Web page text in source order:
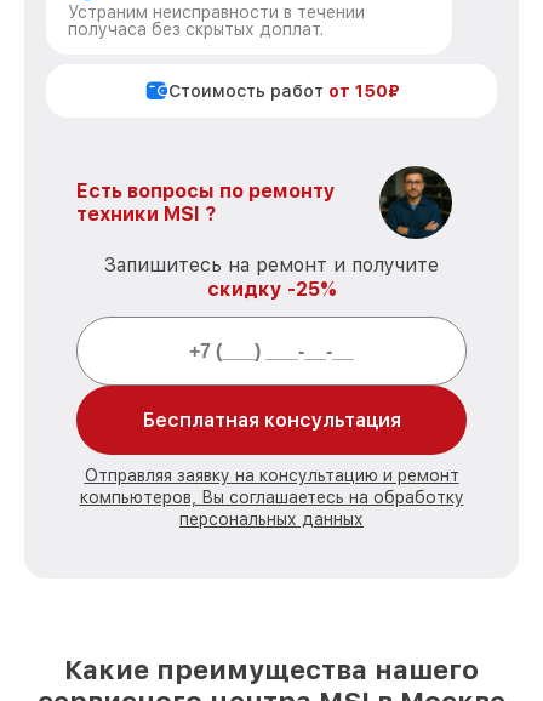
Устраним неисправности в течении
получаса без скрытых доплат.
Стоимость работ от 150₽
Есть вопросы по ремонту
техники MSI ?
Запишитесь на ремонт и получите
скидку -25%
Бесплатная консультация
Отправляя заявку на консультацию и ремонт
компьютеров, Вы соглашаетесь на обработку
персональных данных
Какие преимущества нашего